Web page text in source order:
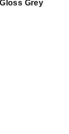
Grey